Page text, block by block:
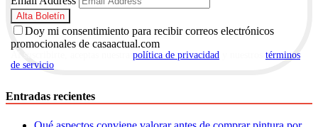
Doy mi consentimiento para recibir correos electrónicos
promocionales de casaactual.com
política de privacidad
términos
de servicio
Entradas recientes